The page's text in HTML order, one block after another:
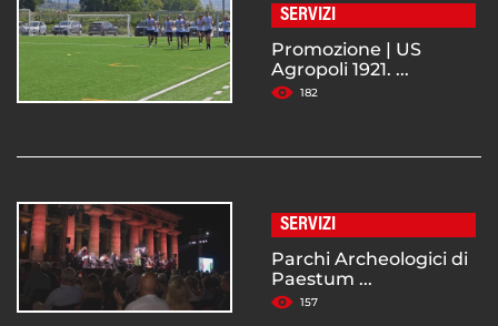
SERVIZI
Promozione | US
Agropoli 1921. ...
182
SERVIZI
Parchi Archeologici di
Paestum ...
157